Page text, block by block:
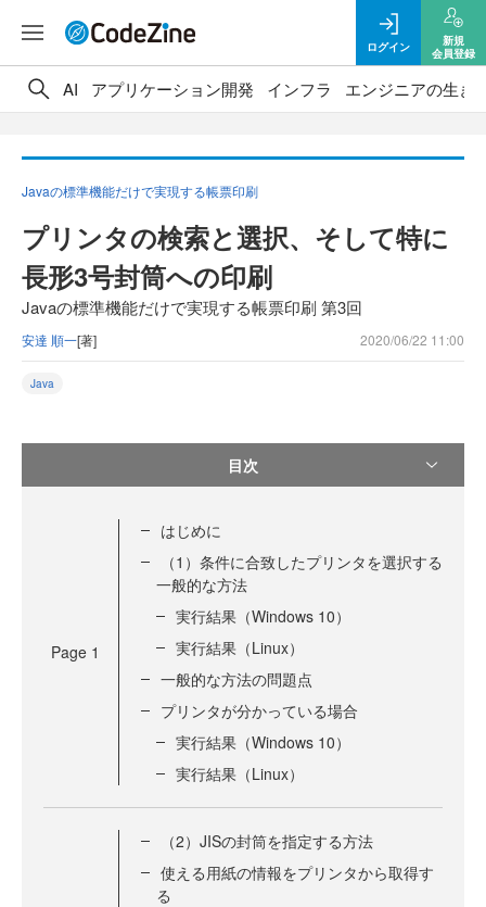
ログイン
新規
会員登録
AI アプリケーション開発 インフラ エンジニアの生き
Javaの標準機能だけで実現する帳票印刷
プリンタの検索と選択、そして特に
長形3号封筒への印刷
Javaの標準機能だけで実現する帳票印刷 第3回
安達 順一[著] 2020/06/22 11:00
Java
目次
Page 1
はじめに
（1）条件に合致したプリンタを選択する
一般的な方法
実行結果（Windows 10）
実行結果（Linux）
一般的な方法の問題点
プリンタが分かっている場合
実行結果（Windows 10）
実行結果（Linux）
（2）JISの封筒を指定する方法
使える用紙の情報をプリンタから取得す
る